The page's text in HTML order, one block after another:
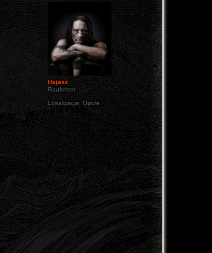
Hajasz
Raubritter
Lokalizacja: Opole